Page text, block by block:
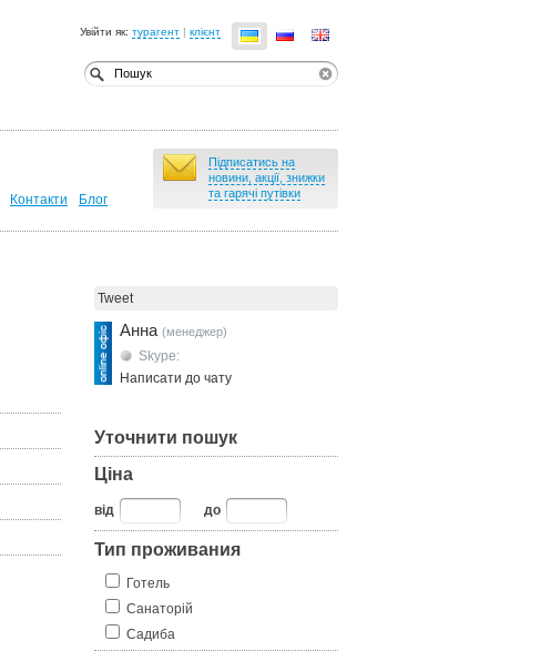
Увійти як: турагент | клієнт
Підписатись на
новини, акції, знижки
та гарячі путівки
Контакти Блог
Tweet
Анна (менеджер)
Skype:
Написати до чату
Уточнити пошук
Ціна
від до
Тип проживания
Готель
Санаторій
Садиба